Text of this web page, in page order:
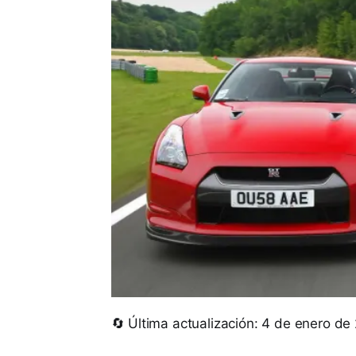
🔄 Última actualización: 4 de enero de